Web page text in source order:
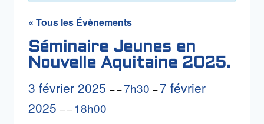
« Tous les Évènements
Séminaire Jeunes en
Nouvelle Aquitaine 2025.
3 février 2025 – –7h30 –7 février
2025 – – 18h00